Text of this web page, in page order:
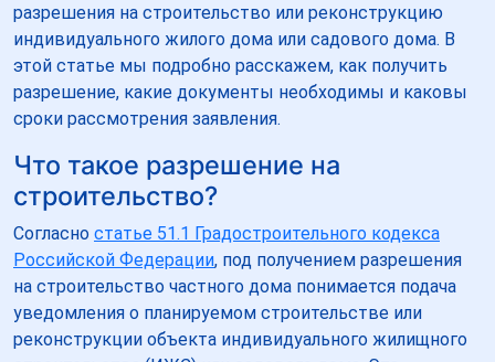
разрешения на строительство или реконструкцию
индивидуального жилого дома или садового дома. В
этой статье мы подробно расскажем, как получить
разрешение, какие документы необходимы и каковы
сроки рассмотрения заявления.
Что такое разрешение на
строительство?
Согласно статье 51.1 Градостроительного кодекса
Российской Федерации, под получением разрешения
на строительство частного дома понимается подача
уведомления о планируемом строительстве или
реконструкции объекта индивидуального жилищного